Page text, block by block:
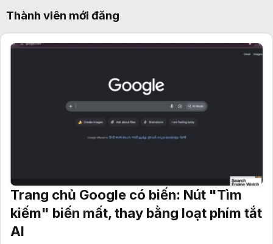
Thành viên mới đăng
Trang chủ Google có biến: Nút "Tìm
kiếm" biến mất, thay bằng loạt phím tắt
AI